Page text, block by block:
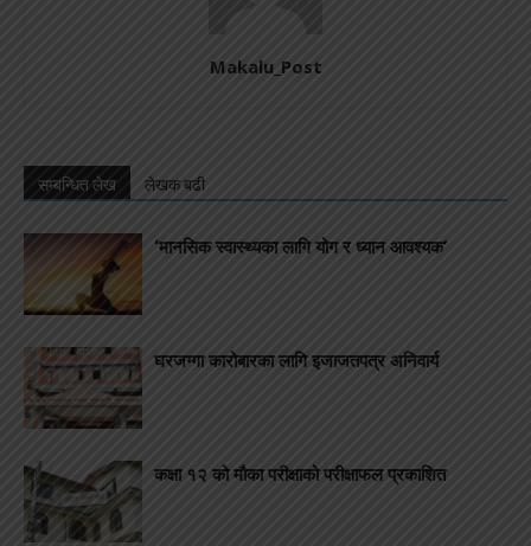
Makalu_Post
सम्बन्धित लेख लेखक बढी
‘मानसिक स्वास्थ्यका लागि योग र ध्यान आवश्यक’
घरजग्गा कारोबारका लागि इजाजतपत्र अनिवार्य
कक्षा १२ को मौका परीक्षाको परीक्षाफल प्रकाशित